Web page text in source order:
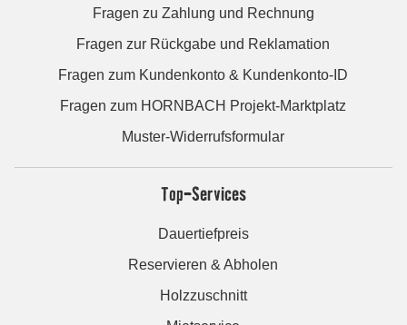
Fragen zu Zahlung und Rechnung
Fragen zur Rückgabe und Reklamation
Fragen zum Kundenkonto & Kundenkonto-ID
Fragen zum HORNBACH Projekt-Marktplatz
Muster-Widerrufsformular
Top-Services
Dauertiefpreis
Reservieren & Abholen
Holzzuschnitt